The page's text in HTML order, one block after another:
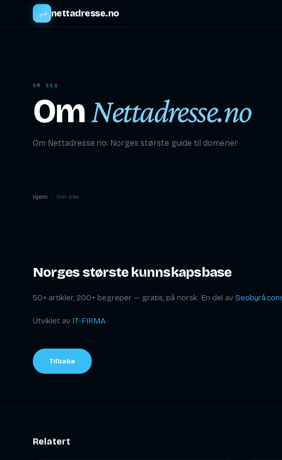
nettadresse.no
OM OSS
OmNettadresse.no
Om Nettadresse.no: Norges største guide til domener.
Hjem Om oss
Norges største kunnskapsbase
50+ artikler, 200+ begreper — gratis, på norsk. En del av Seobyrå.com
Utviklet av IT-FIRMA.
Tilbake
Relatert